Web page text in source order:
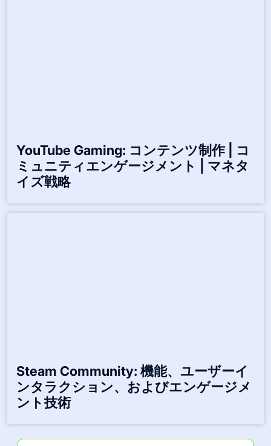
YouTube Gaming: コンテンツ制作 | コ
ミュニティエンゲージメント | マネタ
イズ戦略
Steam Community: 機能、ユーザーイ
ンタラクション、およびエンゲージメ
ント技術